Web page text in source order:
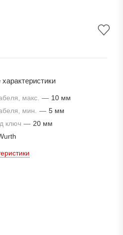
макс. — 10 мм
мин. — 5 мм
ключ — 20 мм